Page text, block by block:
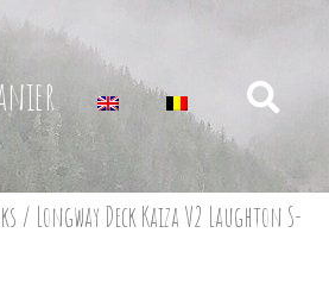
/ Longway Deck Kaiza V2 Laughton S-